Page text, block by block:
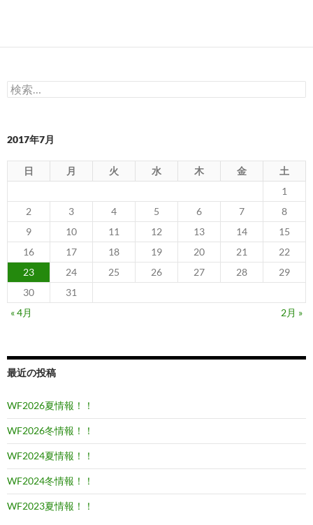
検
索:
2017年7月
日 月 火 水 木 金
土
1
2
3 4 5 6 7
8
9
10 11 12 13 14
15
16
17 18 19 20 21
22
23
24 25 26 27 28
29
30
31
« 4月
2月 »
最近の投稿
WF2026夏情報！！
WF2026冬情報！！
WF2024夏情報！！
WF2024冬情報！！
WF2023夏情報！！